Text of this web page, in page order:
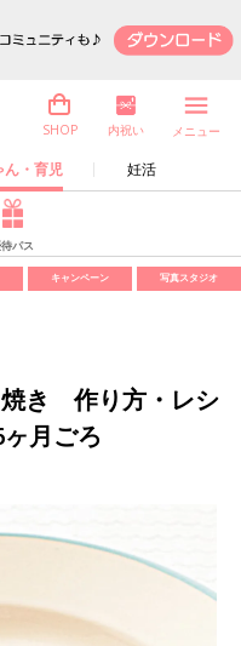
ん・育児 妊活
SHOP 内祝い メニュー
パス
キャンペーン 写真スタジオ
焼き 作り方・レシ
月ごろ